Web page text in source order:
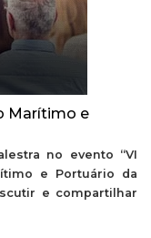
Marítimo e
no evento “VI
e Portuário da
e compartilhar